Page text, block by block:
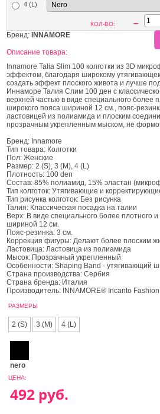
4 (L)
КОЛ-ВО: –
Бренд: INNAMORE
Описание товара:
Innamore Talia Slim 100 колготки из 3D
эффектом, благодаря широкому
создать эффект плоского живота и лучше
Иннаморе Талия Слим 100 ден с
верхней частью в виде специального более
широкого пояса шириной 12 см., пояс-
ластовицей из полиамида и плоским
прозрачным укрепленным мыском, не
Бренд: Innamore
Тип товара: Колготки
Пол: Женские
Размер: 2 (S), 3 (M), 4 (L)
Плотность: 100 den
Состав: 85% полиамид, 15% эластан
Тип колготок: Утягивающие и
Тип рисунка колготок: Без рисунка
Талия: Классическая посадка на талии
Верх: В виде специального более плотного
шириной 12 см.
Пояс-резинка: 3 см.
Коррекция фигуры: Делают более плоским
Ластовица: Ластовица из полиамида
Мысок: Прозрачный укрепленный
Особенности: Shaping Band - утягивающий
Страна производства: Сербия
Страна бренда: Италия
Производитель: INNAMORE® Incanto
РАЗМЕРЫ
2 (S) 3 (M) 4 (L)
nero
ЦЕНА: